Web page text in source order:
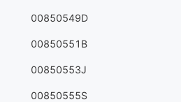
00850549D
00850551B
00850553J
00850555S